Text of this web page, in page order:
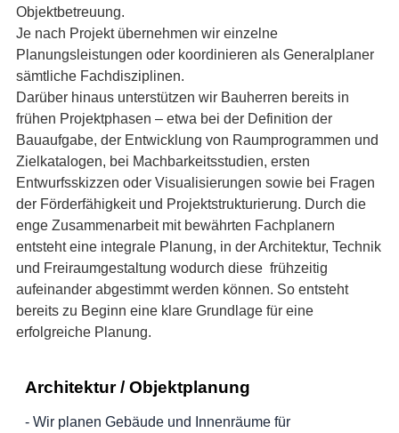
Objektbetreuung.
Je nach Projekt übernehmen wir einzelne
Planungsleistungen oder koordinieren als Generalplaner
sämtliche Fachdisziplinen.
Darüber hinaus unterstützen wir Bauherren bereits in
frühen Projektphasen – etwa bei der Definition der
Bauaufgabe, der Entwicklung von Raumprogrammen und
Zielkatalogen, bei Machbarkeitsstudien, ersten
Entwurfsskizzen oder Visualisierungen sowie bei Fragen
der Förderfähigkeit und Projektstrukturierung. Durch die
enge Zusammenarbeit mit bewährten Fachplanern
entsteht eine integrale Planung, in der Architektur, Technik
und Freiraumgestaltung wodurch diese frühzeitig
aufeinander abgestimmt werden können. So entsteht
bereits zu Beginn eine klare Grundlage für eine
erfolgreiche Planung.
Architektur / Objektplanung
- Wir planen Gebäude und Innenräume für